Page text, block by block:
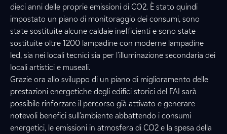
dieci anni delle proprie emissioni di CO2. È stato quindi
impostato un piano di monitoraggio dei consumi, sono
state sostituite alcune caldaie inefficienti e sono state
sostituite oltre 1200 lampadine con moderne lampadine
led, sia nei locali tecnici sia per l'illuminazione secondaria dei
locali artistici e museali.
Grazie ora allo sviluppo di un piano di miglioramento delle
prestazioni energetiche degli edifici storici del FAI sarà
possibile rinforzare il percorso già attivato e generare
notevoli benefici sull'ambiente abbattendo i consumi
energetici, le emissioni in atmosfera di CO2 e la spesa della